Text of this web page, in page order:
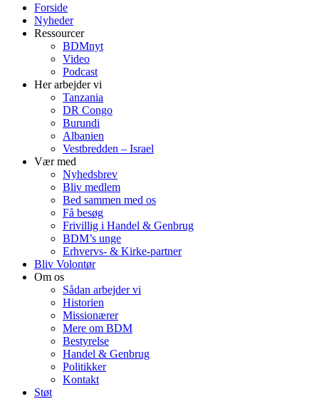
Forside
Nyheder
Ressourcer
BDMnyt
Video
Podcast
Her arbejder vi
Tanzania
DR Congo
Burundi
Albanien
Vestbredden – Israel
Vær med
Nyhedsbrev
Bliv medlem
Bed sammen med os
Få besøg
Frivillig i Handel & Genbrug
BDM’s unge
Erhvervs- & Kirke-partner
Bliv Volontør
Om os
Sådan arbejder vi
Historien
Missionærer
Mere om BDM
Bestyrelse
Handel & Genbrug
Politikker
Kontakt
Støt